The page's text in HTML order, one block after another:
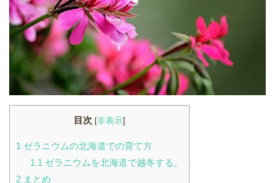
目次 [非表示]
1 ゼラニウムの北海道での育て方
1.1 ゼラニウムを北海道で越冬する。
2 まとめ